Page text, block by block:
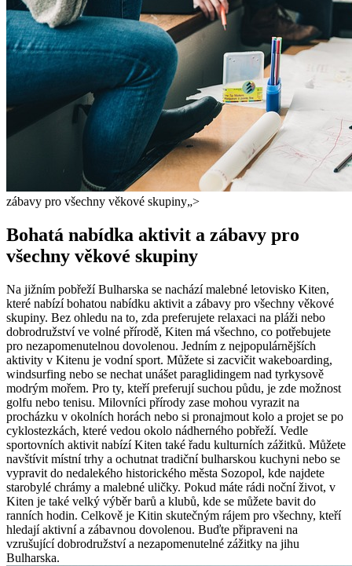
zábavy pro všechny věkové skupiny„>
Bohatá nabídka aktivit a zábavy pro
všechny věkové skupiny
Na jižním pobřeží Bulharska se nachází malebné letovisko Kiten,
které nabízí bohatou nabídku aktivit a zábavy pro všechny věkové
skupiny. Bez ohledu na to, zda preferujete relaxaci na pláži nebo
dobrodružství ve volné přírodě, Kiten má všechno, co potřebujete
pro nezapomenutelnou dovolenou. Jedním z nejpopulárnějších
aktivity v Kitenu je vodní sport. Můžete si zacvičit wakeboarding,
windsurfing nebo se nechat unášet paraglidingem nad tyrkysově
modrým mořem. Pro ty, kteří preferují suchou půdu, je zde možnost
golfu nebo tenisu. Milovníci přírody zase mohou vyrazit na
procházku v okolních horách nebo si pronajmout kolo a projet se po
cyklostezkách, které vedou okolo nádherného pobřeží. Vedle
sportovních aktivit nabízí Kiten také řadu kulturních zážitků. Můžete
navštívit místní trhy a ochutnat tradiční bulharskou kuchyni nebo se
vypravit do nedalekého historického města Sozopol, kde najdete
starobylé chrámy a malebné uličky. Pokud máte rádi noční život, v
Kiten je také velký výběr barů a klubů, kde se můžete bavit do
ranních hodin. Celkově je Kitin skutečným rájem pro všechny, kteří
hledají aktivní a zábavnou dovolenou. Buďte připraveni na
vzrušující dobrodružství a nezapomenutelné zážitky na jihu
Bulharska.